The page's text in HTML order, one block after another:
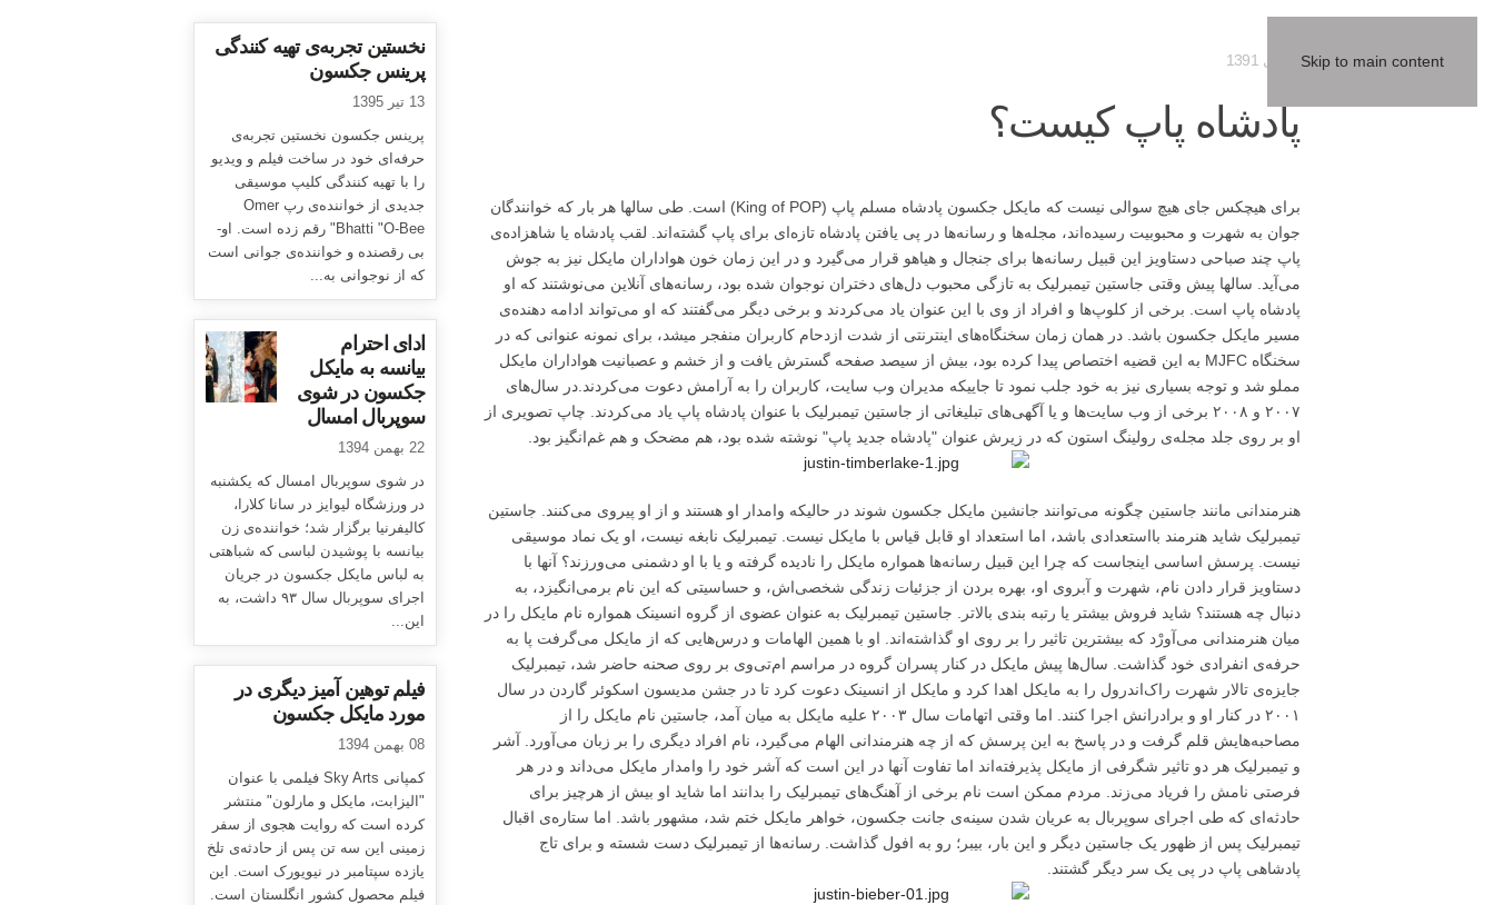
Skip to main content
پادشاه پاپ کیست؟
برای هیچکس جای هیچ سوالی نیست که مایکل جکسون پادشاه مسلم پاپ (King of POP) است. طی سالها هر بار که خوانندگان
جوان به شهرت و محبوبیت رسیده‌اند، مجله‌ها و رسانه‌ها در پی یافتن پادشاه تازه‌ای برای پاپ گشته‌اند. لقب پادشاه یا شاهزاده‌ی
پاپ چند صباحی دستاویز این قبیل رسانه‌ها برای جنجال و هیاهو قرار می‌گیرد و در این زمان خون هواداران مایکل نیز به جوش
می‌آید. سالها پیش وقتی جاستین تیمبرلیک به تازگی محبوب دل‌های دختران نوجوان شده بود، رسانه‌های آنلاین می‌نوشتند که او
پادشاه پاپ است. برخی از کلوپ‌ها و افراد از وی با این عنوان یاد می‌کردند و برخی دیگر می‌گفتند که او می‌تواند ادامه دهنده‌ی
مسیر مایکل جکسون باشد. در همان زمان سخنگاه‌های اینترنتی از شدت ازدحام کاربران منفجر میشد، برای نمونه عنوانی که در
سخنگاه MJFC به این قضیه اختصاص پیدا کرده بود، بیش از سیصد صفحه گسترش یافت و از خشم و عصبانیت هواداران مایکل
مملو شد و توجه بسیاری نیز به خود جلب نمود تا جاییکه مدیران وب سایت، کاربران را به آرامش دعوت می‌کردند.در سال‌های
۲۰۰۷ و ۲۰۰۸ برخی از وب سایت‌ها و یا آگهی‌های تبلیغاتی از جاستین تیمبرلیک با عنوان پادشاه پاپ یاد می‌کردند. چاپ تصویری از
او بر روی جلد مجله‌ی رولینگ استون که در زیرش عنوان "پادشاه جدید پاپ" نوشته شده بود، هم مضحک و هم غم‌انگیز بود.
هنرمندانی مانند جاستین چگونه می‌توانند جانشین مایکل جکسون شوند در حالیکه وامدار او هستند و از او پیروی می‌کنند. جاستین
تیمبرلیک شاید هنرمند بااستعدادی باشد، اما استعداد او قابل قیاس با مایکل نیست. تیمبرلیک نابغه نیست، او یک نماد موسیقی
نیست. پرسش اساسی اینجاست که چرا این قبیل رسانه‌ها همواره مایکل را نادیده گرفته و یا با او دشمنی می‌ورزند؟ آنها با
دستاویز قرار دادن نام، شهرت و آبروی او، بهره بردن از جزئیات زندگی شخصی‌اش، و حساسیتی که این نام برمی‌انگیزد، به
دنبال چه هستند؟ شاید فروش بیشتر یا رتبه بندی بالاتر. جاستین تیمبرلیک به عنوان عضوی از گروه انسینک همواره نام مایکل را در
میان هنرمندانی می‌آورْد که بیشترین تاثیر را بر روی او گذاشته‌اند. او با همین الهامات و درس‌هایی که از مایکل می‌گرفت پا به
حرفه‌ی انفرادی خود گذاشت. سال‌ها پیش مایکل در کنار پسران گروه در مراسم ام‌تی‌وی بر روی صحنه حاضر شد، تیمبرلیک
جایزه‌ی تالار شهرت راک‌اندرول را به مایکل اهدا کرد و مایکل از انسینک دعوت کرد تا در جشن مدیسون اسکوئر گاردن در سال
۲۰۰۱ در کنار او و برادرانش اجرا کنند. اما وقتی اتهامات سال ۲۰۰۳ علیه مایکل به میان آمد، جاستین نام مایکل را از
مصاحبه‌هایش قلم گرفت و در پاسخ به این پرسش که از چه هنرمندانی الهام می‌گیرد، نام افراد دیگری را بر زبان می‌آورد. آشر
و تیمبرلیک هر دو تاثیر شگرفی از مایکل پذیرفته‌اند اما تفاوت آنها در این است که آشر خود را وامدار مایکل می‌داند و در هر
فرصتی نامش را فریاد می‌زند. مردم ممکن است نام برخی از آهنگ‌های تیمبرلیک را بدانند اما شاید او بیش از هرچیز برای
حادثه‌ای که طی اجرای سوپربال به عریان شدن سینه‌ی جانت جکسون، خواهر مایکل ختم شد، مشهور باشد. اما ستاره‌ی اقبال
تیمبرلیک پس از ظهور یک جاستین دیگر و این بار، بیبر؛ رو به افول گذاشت. رسانه‌ها از تیمبرلیک دست شسته و برای تاج
پادشاهی پاپ در پی یک سر دیگر گشتند.
نخستین تجربه‌ی تهیه کنندگی
پرینس جکسون
13 تیر 1395
پرینس جکسون نخستین تجربه‌ی
حرفه‌ای خود در ساخت فیلم و ویدیو
را با تهیه کنندگی کلیپ موسیقی
جدیدی از خواننده‌ی رپ Omer
Bhatti "O-Bee" رقم زده است. او-
بی رقصنده و خواننده‌ی جوانی است
که از نوجوانی به...
ادای احترام
بیانسه به مایکل
جکسون در شوی
سوپربال امسال
22 بهمن 1394
در شوی سوپربال امسال که یکشنبه
در ورزشگاه لیوایز در سانا کلارا،
کالیفرنیا برگزار شد؛ خواننده‌ی زن
بیانسه با پوشیدن لباسی که شباهتی
به لباس مایکل جکسون در جریان
اجرای سوپربال سال ۹۳ داشت، به
این...
فیلم توهین آمیز دیگری در
مورد مایکل جکسون
08 بهمن 1394
کمپانی Sky Arts فیلمی با عنوان
"الیزابت، مایکل و مارلون" منتشر
کرده است که روایت هجوی از سفر
زمینی این سه تن پس از حادثه‌ی تلخ
یازده سپتامبر در نیویورک است. این
فیلم محصول کشور انگلستان است.